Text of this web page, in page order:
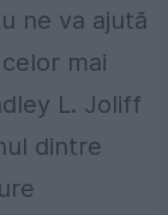
ne va ajută
mai
L. Joliff
dintre